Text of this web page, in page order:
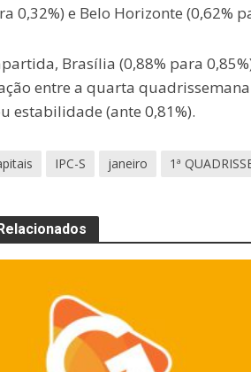
0,32%) e Belo Horizonte (0,62%
Brasília (0,88% para
entre a quarta
estabilidade (ante 0,81%).
IPC-S janeiro 1ª